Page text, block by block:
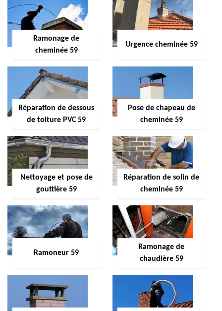
Ramonage de
cheminée 59
Urgence cheminée 59
Réparation de dessous
de toiture PVC 59
Pose de chapeau de
cheminée 59
Nettoyage et pose de
gouttière 59
Réparation de solin de
cheminée 59
Ramoneur 59
Ramonage de
chaudière 59